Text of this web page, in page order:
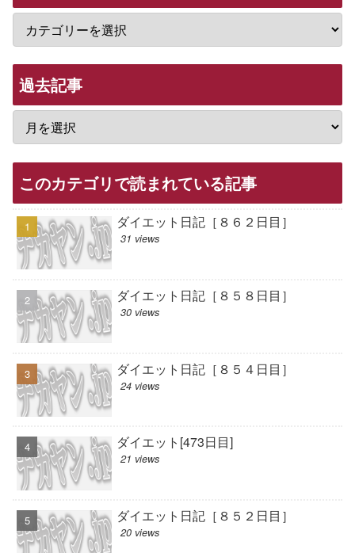
過去記事
このカテゴリで読まれている記事
ダイエット日記［８６２日目］
31 views
ダイエット日記［８５８日目］
30 views
ダイエット日記［８５４日目］
24 views
ダイエット[473日目]
21 views
ダイエット日記［８５２日目］
20 views